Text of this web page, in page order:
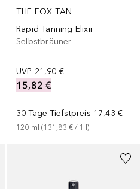
THE FOX TAN
Rapid Tanning Elixir
Selbstbräuner
UVP 21,90 €
15,82 €
30-Tage-Tiefstpreis 17,43 €
120 ml (131,83 € / 1 l)